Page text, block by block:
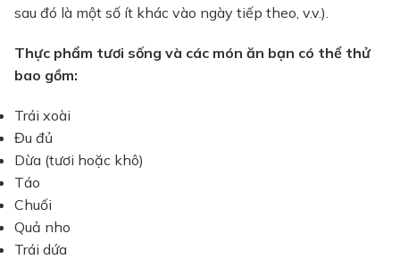
sau đó là một số ít khác vào ngày tiếp theo, v.v.).
Thực phẩm tươi sống và các món ăn bạn có thể thử
bao gồm:
Trái xoài
Đu đủ
Dừa (tươi hoặc khô)
Táo
Chuối
Quả nho
Trái dứa